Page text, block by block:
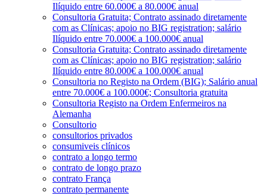
Ilíquido entre 60.000€ a 80.000€ anual
Consultoria Gratuita; Contrato assinado diretamente
com as Clínicas; apoio no BIG registration; salário
Ilíquido entre 70.000€ a 100.000€ anual
Consultoria Gratuita; Contrato assinado diretamente
com as Clínicas; apoio no BIG registration; salário
Ilíquido entre 80.000€ a 100.000€ anual
Consultoria no Registo na Ordem (BIG); Salário anual
entre 70.000€ a 100.000€; Consultoria gratuita
Consultoria Registo na Ordem Enfermeiros na
Alemanha
Consultorio
consultorios privados
consumiveis clínicos
contrato a longo termo
contrato de longo prazo
contrato França
contrato permanente